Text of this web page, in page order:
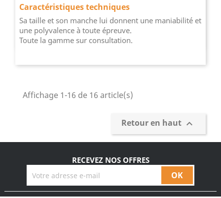
Caractéristiques techniques
Sa taille et son manche lui donnent une maniabilité et
une polyvalence à toute épreuve.
Toute la gamme sur consultation.
Affichage 1-16 de 16 article(s)
Retour en haut 
RECEVEZ NOS OFFRES